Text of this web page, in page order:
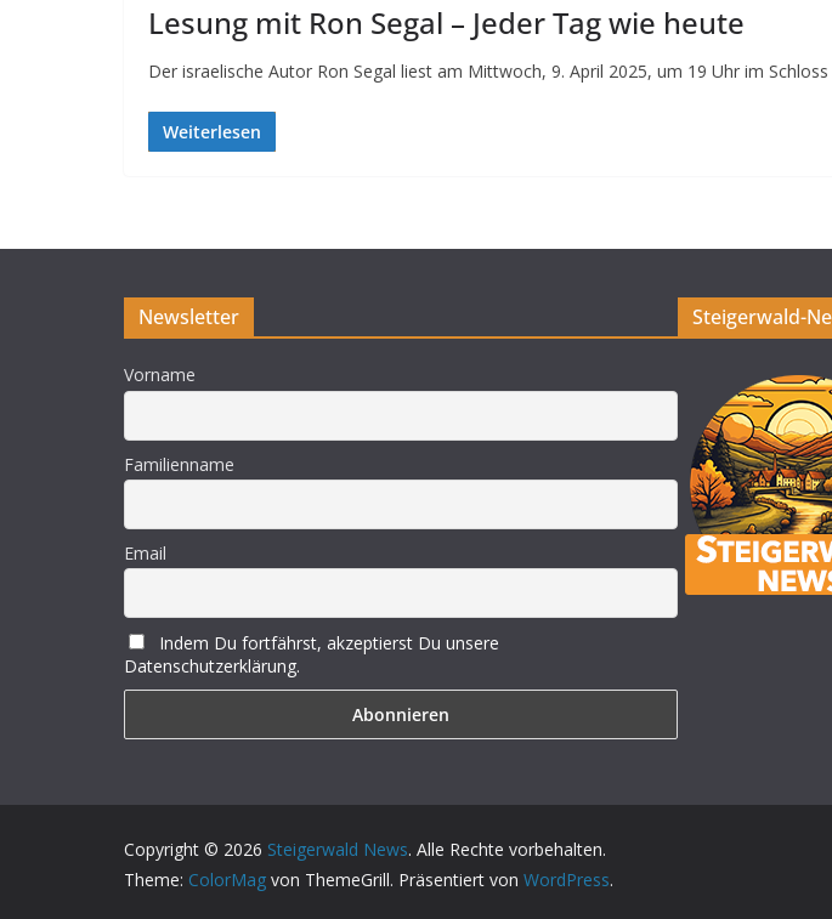
Lesung mit Ron Segal – Jeder Tag wie heute
Der israelische Autor Ron Segal liest am Mittwoch, 9. April 2025, um 19 Uhr im
Weiterlesen
Newsletter
Vorname
Familienname
Email
Indem Du fortfährst, akzeptierst Du unsere
Datenschutzerklärung.
Steigerwald-
Copyright © 2026 Steigerwald News. Alle Rechte vorbehalten.
Theme: ColorMag von ThemeGrill. Präsentiert von WordPress.